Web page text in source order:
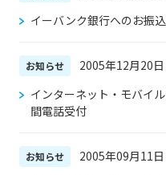
イーバンク銀行へのお振
お知らせ
2005年12月20日
インターネット・モバイ
間電話受付
お知らせ
2005年09月11日